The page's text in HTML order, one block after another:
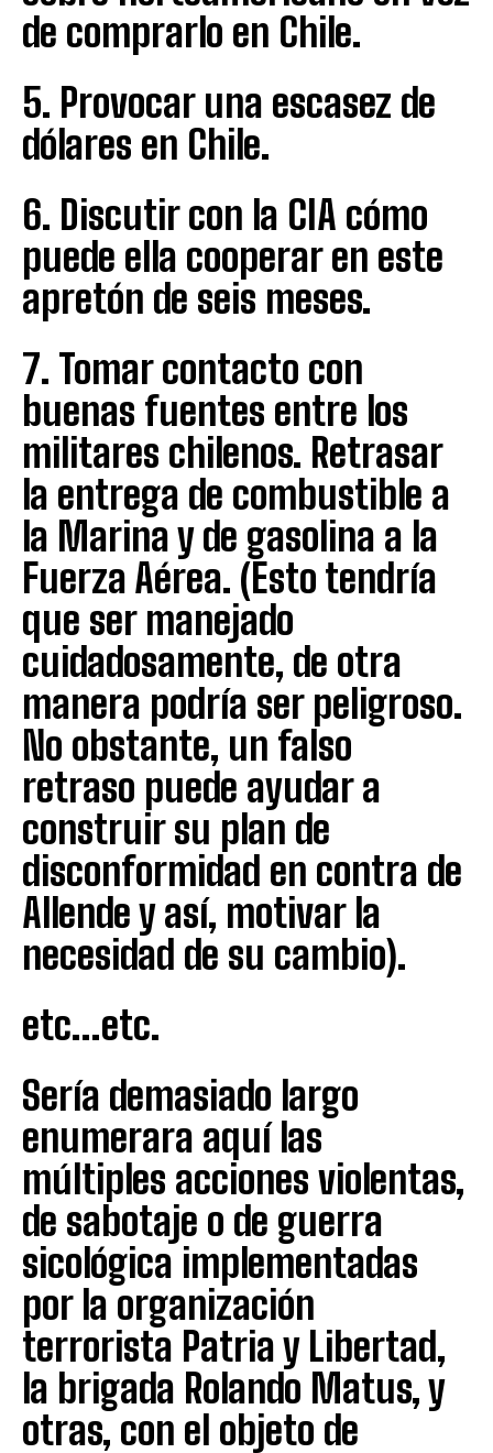
de comprarlo en Chile.
5. Provocar una escasez de
dólares en Chile.
6. Discutir con la CIA cómo
puede ella cooperar en este
apretón de seis meses.
7. Tomar contacto con
buenas fuentes entre los
militares chilenos. Retrasar
la entrega de combustible a
la Marina y de gasolina a la
Fuerza Aérea. (Esto tendría
que ser manejado
cuidadosamente, de otra
manera podría ser peligroso.
No obstante, un falso
retraso puede ayudar a
construir su plan de
disconformidad en contra de
Allende y así, motivar la
necesidad de su cambio).
etc…etc.
Sería demasiado largo
enumerara aquí las
múltiples acciones violentas,
de sabotaje o de guerra
sicológica implementadas
por la organización
terrorista Patria y Libertad,
la brigada Rolando Matus, y
otras, con el objeto de